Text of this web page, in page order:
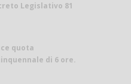
Legislativo 81
quota
di 6 ore.